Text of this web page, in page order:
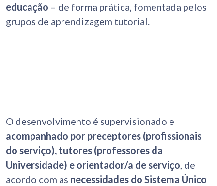
educação – de forma prática, fomentada pelos
grupos de aprendizagem tutorial.
O desenvolvimento é supervisionado e
acompanhado por preceptores (profissionais
do serviço), tutores (professores da
Universidade) e orientador/a de serviço , de
acordo com as necessidades do Sistema Único